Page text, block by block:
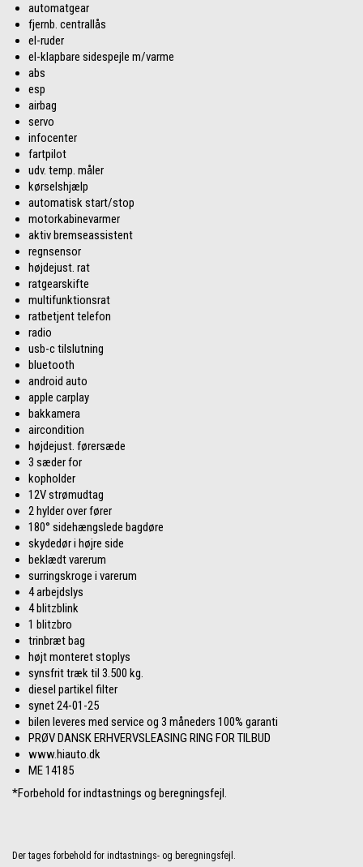
automatgear
fjernb. centrallås
el-ruder
el-klapbare sidespejle m/varme
abs
esp
airbag
servo
infocenter
fartpilot
udv. temp. måler
kørselshjælp
automatisk start/stop
motorkabinevarmer
aktiv bremseassistent
regnsensor
højdejust. rat
ratgearskifte
multifunktionsrat
ratbetjent telefon
radio
usb-c tilslutning
bluetooth
android auto
apple carplay
bakkamera
aircondition
højdejust. førersæde
3 sæder for
kopholder
12V strømudtag
2 hylder over fører
180° sidehængslede bagdøre
skydedør i højre side
beklædt varerum
surringskroge i varerum
4 arbejdslys
4 blitzblink
1 blitzbro
trinbræt bag
højt monteret stoplys
synsfrit træk til 3.500 kg.
diesel partikel filter
synet 24-01-25
bilen leveres med service og 3 måneders 100% garanti
PRØV DANSK ERHVERVSLEASING RING FOR TILBUD
www.hiauto.dk
ME 14185
*Forbehold for indtastnings og beregningsfejl.
Der tages forbehold for indtastnings- og beregningsfejl.